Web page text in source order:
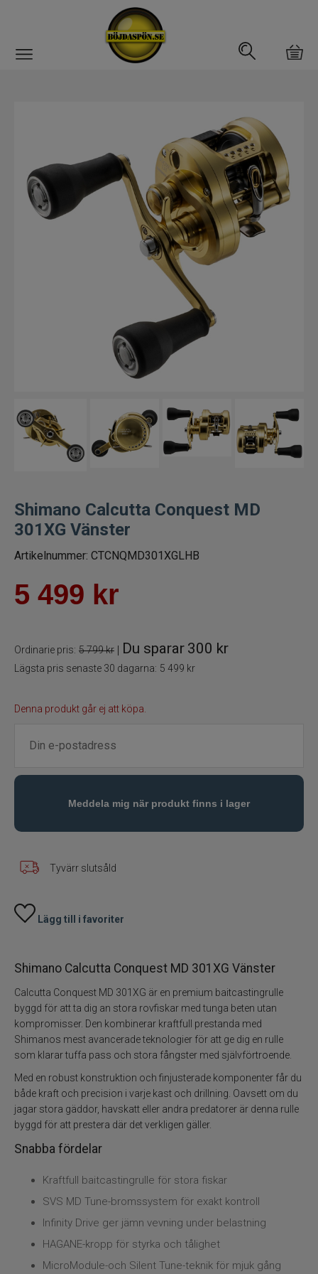
Interfiske
Rullar
Tillbehör fiskerullar
Spön
Fiskedrag
Fiskelinor
Småplock
Flugbindning
Flugfiske
Vinterfiske
Kläder
Shimano Calcutta Conquest MD
301XG Vänster
Artikelnummer: CTCNQMD301XGLHB
5 499 kr
Ordinarie pris: 5 799 kr | Du sparar 300 kr
Lägsta pris senaste 30 dagarna: 5 499 kr
Denna produkt går ej att köpa.
Tyvärr slutsåld
Lägg till i favoriter
Shimano Calcutta Conquest MD 301XG Vänster
Calcutta Conquest MD 301XG är en premium baitcastingrulle
byggd för att ta dig an stora rovfiskar med tunga beten utan
kompromisser. Den kombinerar kraftfull prestanda med
Shimanos mest avancerade teknologier för att ge dig en rulle
som klarar tuffa pass och stora fångster med självförtroende.
Med en robust konstruktion och finjusterade komponenter får du
både kraft och precision i varje kast och drillning. Oavsett om du
jagar stora gäddor, havskatt eller andra predatorer är denna rulle
byggd för att prestera där det verkligen gäller.
Snabba fördelar
Kraftfull baitcastingrulle för stora fiskar
SVS MD Tune-bromssystem för exakt kontroll
Infinity Drive ger jämn vevning under belastning
HAGANE-kropp för styrka och tålighet
MicroModule-och Silent Tune-teknik för mjuk gång